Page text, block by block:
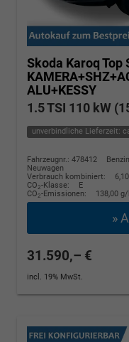
Skoda KaroqTop
ALU+KESSY
1.5 TSI 110 kW
unverbindliche Lieferzeit:
Fahrzeugnr.: 478412
Benzin
Neuwagen
Verbrauch kombiniert:
CO2-Klasse:
E
CO2-Emissionen: 138,00
»
31.590,– €
incl. 19% MwSt.